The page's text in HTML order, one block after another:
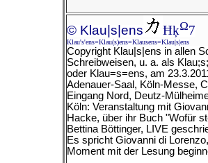
© Klau|s|ens ĦķΩ7
Klau's'ens=Klau(s)ens=Klausens=Klau|s|ens
Copyright Klau|s|ens in allen
Schreibweisen, u. a. als
oder Klau=s=ens, am
Adenauer-Saal, Köln-Messe,
Eingang Nord, Deutz-
Köln: Veranstaltung mit
Hacke, über ihr Buch "Wofür
Bettina Böttinger, LIVE
Es spricht Giovanni di
Moment mit der Lesung